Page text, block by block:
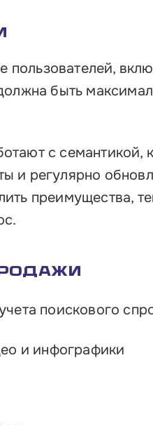
пользователей,
быть
с семантикой,
и регулярно
преимущества,
поискового
и инфографики